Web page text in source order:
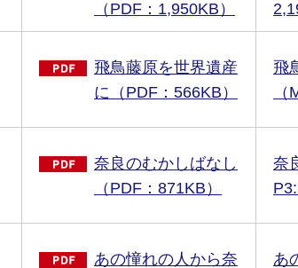
（PDF：1,950KB）
飛鳥藤原を世界遺産
に（PDF：566KB）
飛
奈良のむかしばなし
（PDF：871KB）
奈
あの憧れの人から奈
あ